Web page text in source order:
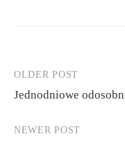
Post
navigation
OLDER POST
Jednodniowe
NEWER POST